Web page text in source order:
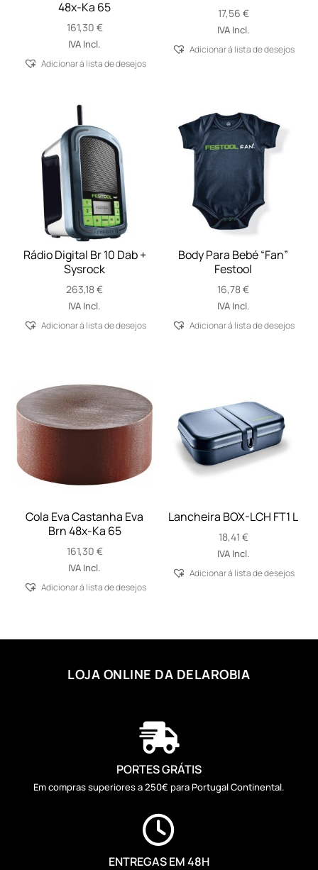
48x-Ka 65
161,30 €
IVA Incl.
Adicionar á lista de desejos
17,56 €
IVA Incl.
Adicionar á lista de desejos
Rádio Digital Br 10 Dab +
Sysrock
263,18€
IVA Incl.
Adicionar á lista de desejos
Body Para Bebé “Fan”
Festool
16,78€
IVA Incl.
Adicionar á lista de desejos
Cola Eva Castanha Eva
Brn 48x-Ka 65
161,30 €
IVA Incl.
Adicionar á lista de desejos
Lancheira BOX-LCH FT1 L
18,41 €
IVA Incl.
Adicionar á lista de desejos
LOJA ONLINE DA DELAROBIA

PORTES GRÁTIS
Em compras superiores a 250€ para Portugal Continental.

ENTREGAS EM 48H